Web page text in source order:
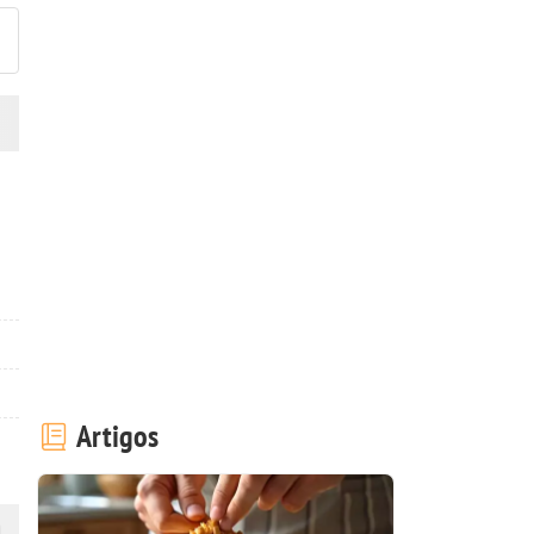
Artigos